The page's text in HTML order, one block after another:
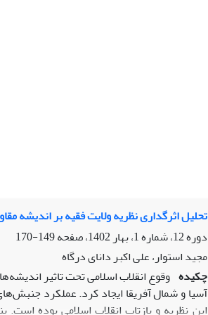
تحلیل اثرگداری نظریه ولایت فقیه بر اندیشه
دوره 12، شماره 1، بهار 1402، صفحه
149-170
مجید استوار، علی اکبر دانای درگاه
چکیده وقوع انقلاب اسلامی تحت تاثیر
آسیا و شمال آفریقا ایجاد کرد. عملکرد
این نظریه و بازتاب انقلاب اسلامی بوده